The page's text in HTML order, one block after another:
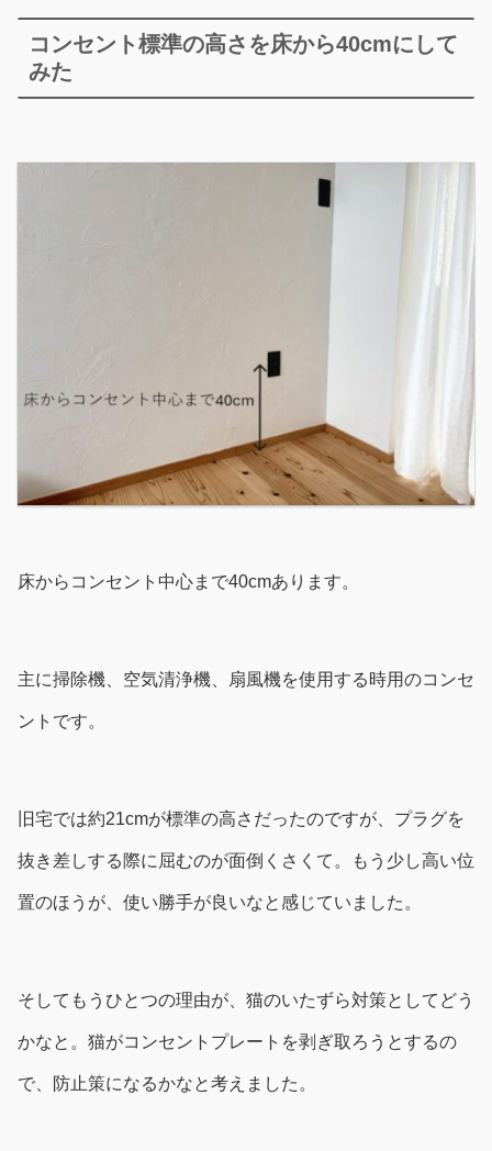
コンセント標準の高さを床から40cmにして
みた
床からコンセント中心まで40cmあります。
主に掃除機、空気清浄機、扇風機を使用する時用のコンセ
ントです。
旧宅では約21cmが標準の高さだったのですが、プラグを
抜き差しする際に屈むのが面倒くさくて。もう少し高い位
置のほうが、使い勝手が良いなと感じていました。
そしてもうひとつの理由が、猫のいたずら対策としてどう
かなと。猫がコンセントプレートを剥ぎ取ろうとするの
で、防止策になるかなと考えました。